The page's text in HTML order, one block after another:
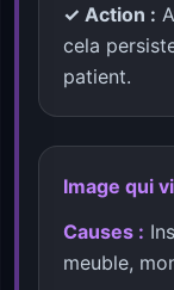
✓ Action :
cela
patient.
Image qui
Causes :
meuble,